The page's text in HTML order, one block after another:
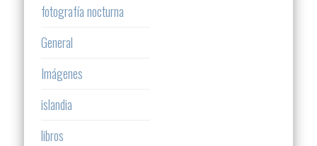
fotografía nocturna
General
Imágenes
islandia
libros